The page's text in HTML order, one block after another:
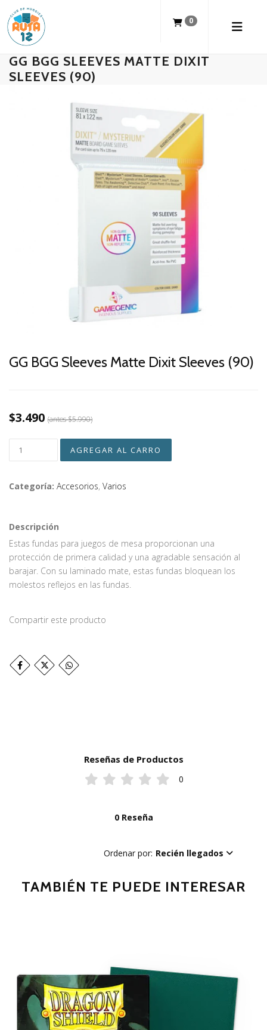
0
GG BGG SLEEVES MATTE DIXIT
SLEEVES (90)
GG BGG Sleeves Matte Dixit Sleeves (90)
$3.490 (antes$5.990)
Categoría: Accesorios, Varios
Descripción
Estas fundas para juegos de mesa proporcionan una
protección de primera calidad y una agradable sensación al
barajar. Con su laminado mate, estas fundas bloquean los
molestos reflejos en las fundas.
Compartir este producto
Reseñas de Productos
0
0 Reseña
Ordenar por: Recién llegados
TAMBIÉN TE PUEDE INTERESAR